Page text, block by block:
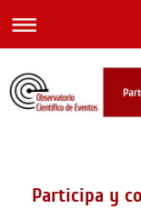
Participa y